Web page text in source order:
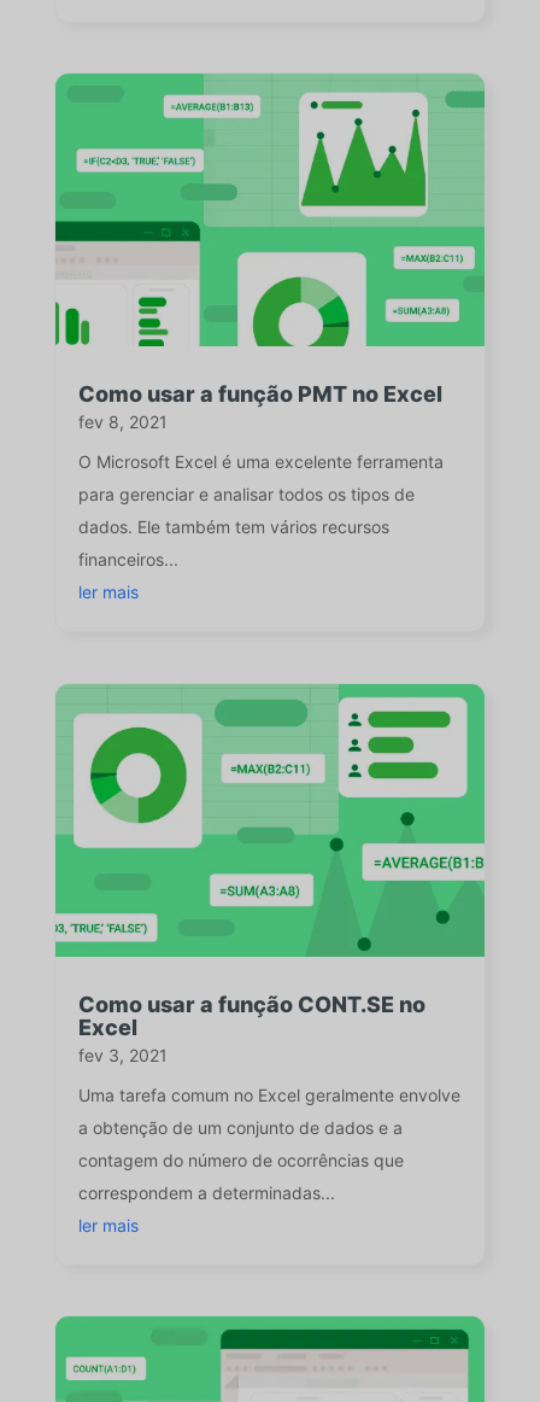
Como usar a função PMT no Excel
fev 8, 2021
O Microsoft Excel é uma excelente ferramenta
para gerenciar e analisar todos os tipos de
dados. Ele também tem vários recursos
financeiros...
ler mais
Como usar a função CONT.SE no
Excel
fev 3, 2021
Uma tarefa comum no Excel geralmente envolve
a obtenção de um conjunto de dados e a
contagem do número de ocorrências que
correspondem a determinadas...
ler mais